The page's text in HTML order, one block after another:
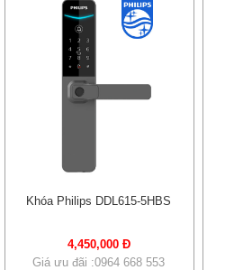
Khóa Philips DDL615-5HBS
4,450,000 Đ
Giá ưu đãi :0964 668 553